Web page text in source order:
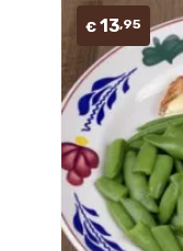
€ 13,95